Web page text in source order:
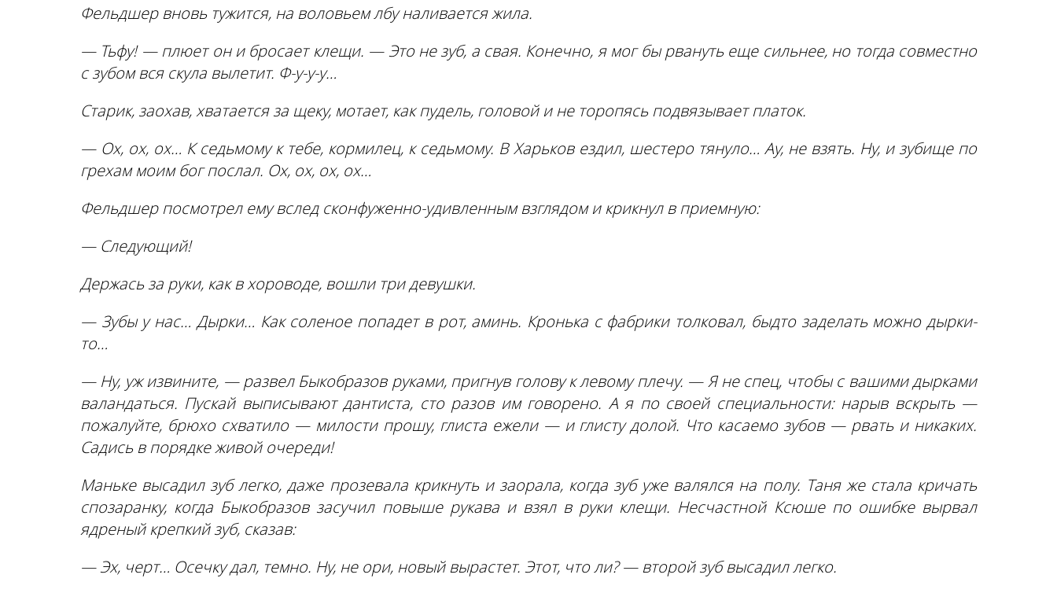
Фельдшер вновь тужится, на воловьем лбу наливается жила.
— Тьфу! — плюет он и бросает клещи. — Это не зуб, а свая. Конечно, я мог бы рвануть еще сильнее, но тогда совместно
с зубом вся скула вылетит. Ф-у-у-у…
Старик, заохав, хватается за щеку, мотает, как пудель, головой и не торопясь подвязывает платок.
— Ох, ох, ох… К седьмому к тебе, кормилец, к седьмому. В Харьков ездил, шестеро тянуло… Ау, не взять. Ну, и зубище по
грехам моим бог послал. Ох, ох, ох, ох…
Фельдшер посмотрел ему вслед сконфуженно-удивленным взглядом и крикнул в приемную:
— Следующий!
Держась за руки, как в хороводе, вошли три девушки.
— Зубы у нас… Дырки… Как соленое попадет в рот, аминь. Кронька с фабрики толковал, быдто заделать можно дырки-
то…
— Ну, уж извините, — развел Быкобразов руками, пригнув голову к левому плечу. — Я не спец, чтобы с вашими дырками
валандаться. Пускай выписывают дантиста, сто разов им говорено. А я по своей специальности: нарыв вскрыть —
пожалуйте, брюхо схватило — милости прошу, глиста ежели — и глисту долой. Что касаемо зубов — рвать и никаких.
Садись в порядке живой очереди!
Маньке высадил зуб легко, даже прозевала крикнуть и заорала, когда зуб уже валялся на полу. Таня же стала кричать
спозаранку, когда Быкобразов засучил повыше рукава и взял в руки клещи. Несчастной Ксюше по ошибке вырвал
ядреный крепкий зуб, сказав:
— Эх, черт… Осечку дал, темно. Ну, не ори, новый вырастет. Этот, что ли? — второй зуб высадил легко.